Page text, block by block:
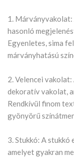
1.
hasonló
Egyenletes, sima
márványhatású
2. Velencei
dekoratív vakolat,
Rendkívül finom
gyönyörű
3. Stukkó: A stukkó
amelyet gyakran